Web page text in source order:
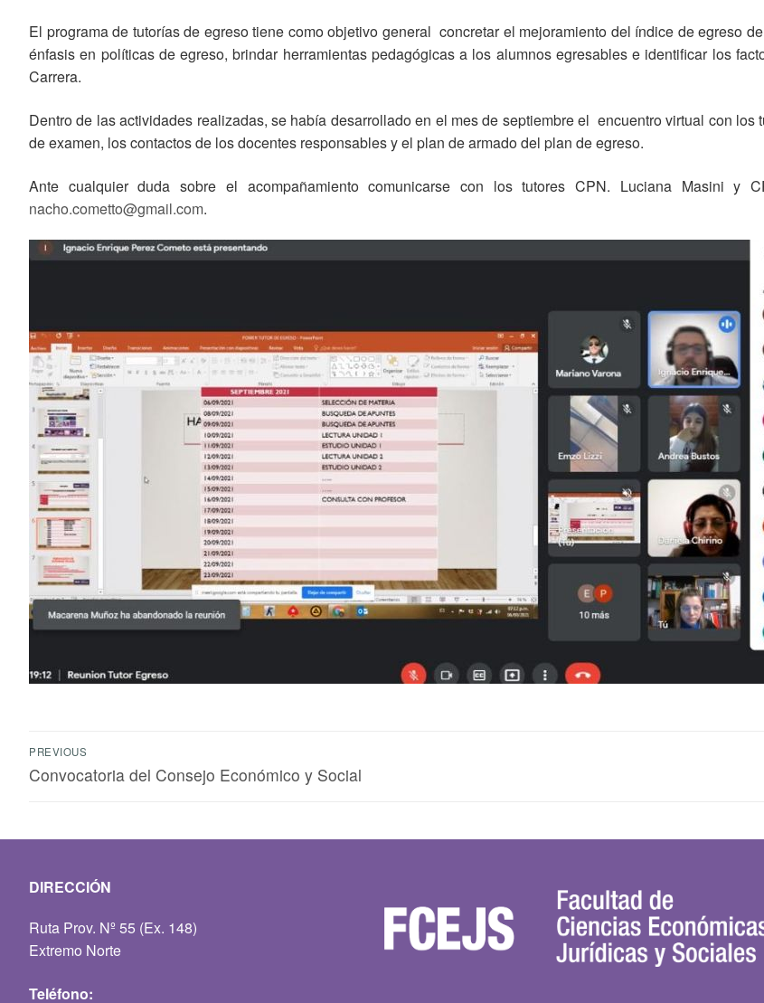
El programa de tutorías de egreso tiene como objetivo general concretar el mejoramiento del índice de egreso
énfasis en políticas de egreso, brindar herramientas pedagógicas a los alumnos egresables e identificar los
Carrera.
Dentro de las actividades realizadas, se había desarrollado en el mes de septiembre el encuentro virtual con
de examen, los contactos de los docentes responsables y el plan de armado del plan de egreso.
Ante cualquier duda sobre el acompañamiento comunicarse con los tutores CPN. Luciana Masini y
nacho.cometto@gmail.com.
PREVIOUS
Convocatoria del Consejo Económico y Social
DIRECCIÓN
Ruta Prov. Nº 55 (Ex. 148)
Extremo Norte
Teléfono: